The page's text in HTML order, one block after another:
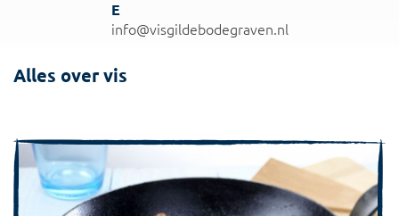
info@visgildebodegraven.nl
Alles over vis